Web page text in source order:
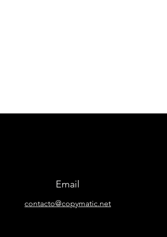
Email
contacto@copymatic.net